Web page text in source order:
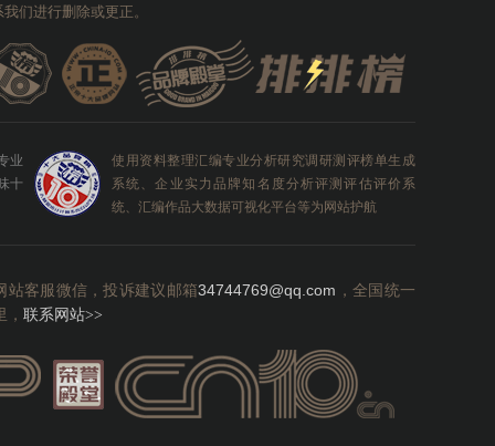
们进行删除或更正。
业
十
使用资料整理汇编专业分析研究调研测评榜单生成
系统、企业实力品牌知名度分析评测评估评价系
统、汇编作品大数据可视化平台等为网站护航
站客服微信，投诉建议邮箱34744769@qq.com ，全国统一
联系网站>>